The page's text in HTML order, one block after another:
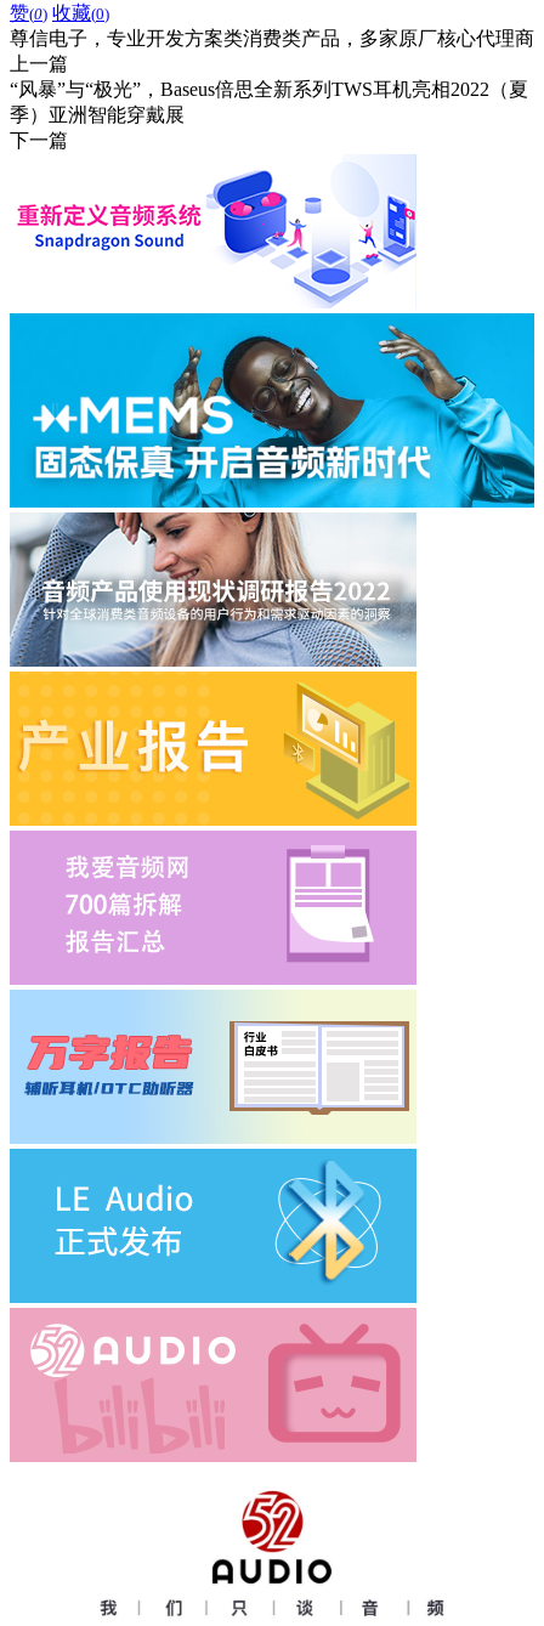
赞(0) 收藏(0)
尊信电子，专业开发方案类消费类产品，多家原厂核心代理商
上一篇
“风暴”与“极光”，Baseus倍思全新系列TWS耳机亮相2022（夏
季）亚洲智能穿戴展
下一篇